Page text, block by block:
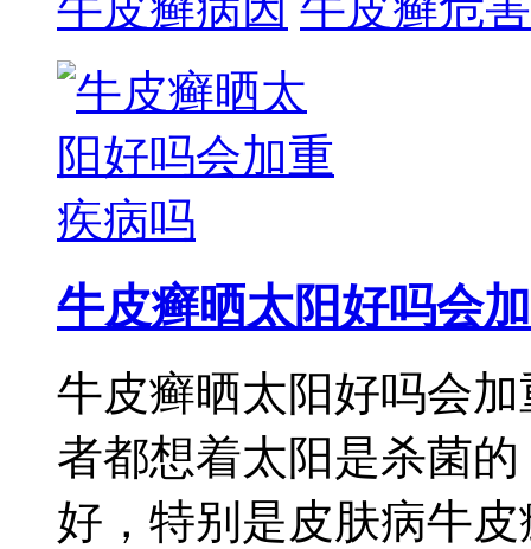
牛皮癣晒太阳好吗会加
牛皮癣晒太阳好吗会
者都想着太阳是杀菌
好，特别是皮肤病牛